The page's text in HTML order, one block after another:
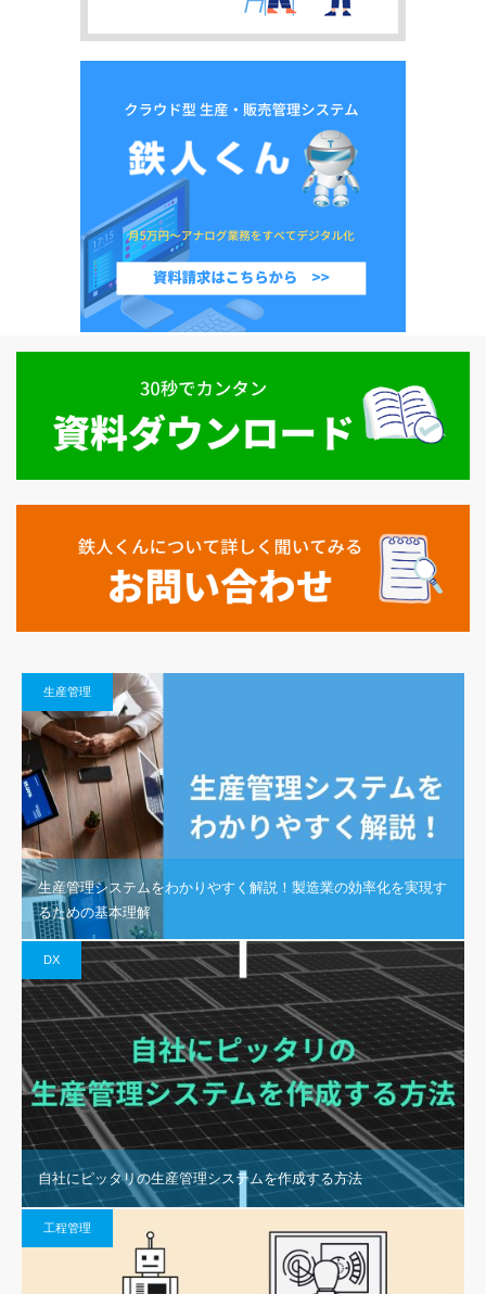
生産管理
生産管理システムをわかりやすく解説！製造業の効率化を実現す
るための基本理解
DX
自社にピッタリの生産管理システムを作成する方法
工程管理